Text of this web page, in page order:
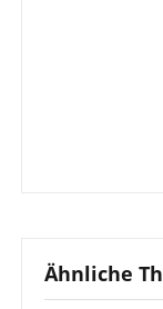
Ähnliche